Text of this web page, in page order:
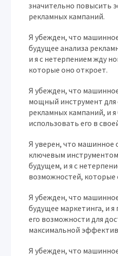
значительно повысить
рекламных кампаний.
Я убежден, что
будущее анализа
и я с нетерпением жду
которые оно откроет.
Я убежден, что
мощный инструмент
рекламных кампаний, и
использовать его в
Я уверен, что машинное
ключевым
будущем, и я с
возможностей, которые
Я убежден, что
будущее маркетинга, и я
его возможности для
максимальной
Я убежден, что